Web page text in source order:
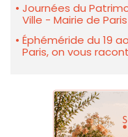
Journées du
Ville - Mairie de Paris
Éphéméride du 19
Paris, on vous